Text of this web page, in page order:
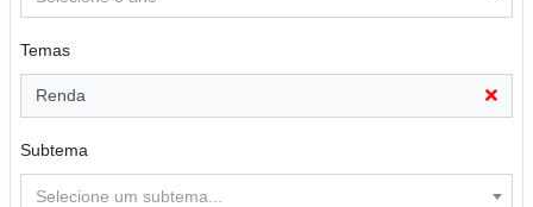
Temas
Renda
Subtema
Selecione um subtema...